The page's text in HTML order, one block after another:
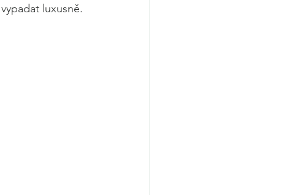
luxusně.